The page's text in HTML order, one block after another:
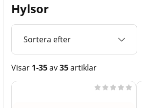
Hylsor
Sortera efter
Visar 1-35av35artiklar
Produkter
    